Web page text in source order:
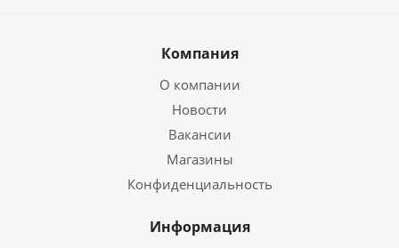
Компания
О компании
Новости
Вакансии
Магазины
Конфиденциальность
Информация